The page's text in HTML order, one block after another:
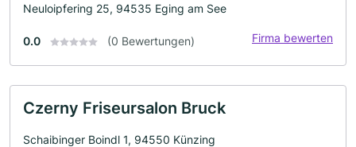
Neuloipfering 25, 94535 Eging am See
0.0 (0 Bewertungen) Firma bewerten
Czerny Friseursalon Bruck
Schaibinger Boindl 1, 94550 Künzing